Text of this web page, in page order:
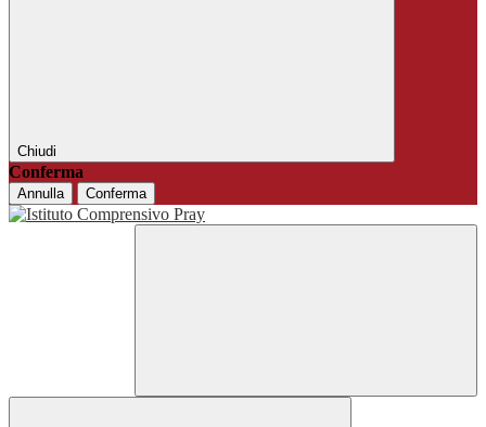
Chiudi
Conferma
Annulla Conferma